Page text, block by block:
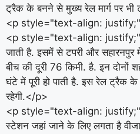
ट्रैक के बनने से मुख्य रेल मार्ग पर भी
<p style="text-align:
<p style="text-align:
जाती है. इसमें से टपरी और
बीच की दूरी 76 किमी. है. इन दोनों
घंटे में पूरी हो पाती है. इस रेल ट्रैक
रहेगी.</p>
<p style="text-align:
स्टेशन जहां जाने के लिए लगता है